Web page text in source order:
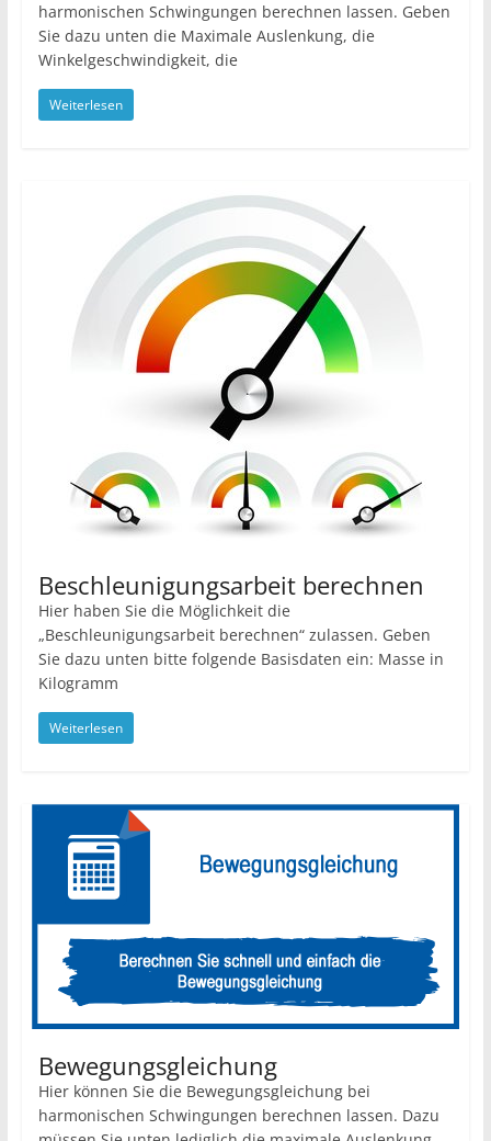
harmonischen Schwingungen berechnen lassen. Geben
Sie dazu unten die Maximale Auslenkung, die
Winkelgeschwindigkeit, die
Weiterlesen
Beschleunigungsarbeit berechnen
Hier haben Sie die Möglichkeit die
„Beschleunigungsarbeit berechnen“ zulassen. Geben
Sie dazu unten bitte folgende Basisdaten ein: Masse in
Kilogramm
Weiterlesen
Bewegungsgleichung
Hier können Sie die Bewegungsgleichung bei
harmonischen Schwingungen berechnen lassen. Dazu